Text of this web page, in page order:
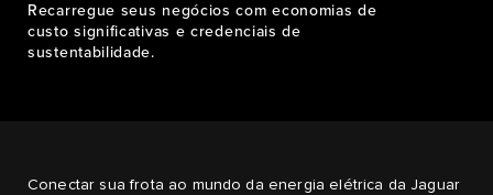
Recarregue seus negócios com economias de
custo significativas e credenciais de
sustentabilidade.
Conectar sua frota ao mundo da energia elétrica da Jaguar